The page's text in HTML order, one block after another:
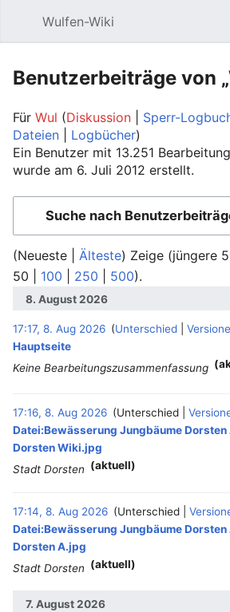
Wulfen-Wiki
Benutzerbeiträge von
Für Wul Diskussion Sperr-
Dateien
Logbücher
Ein Benutzer mit 13.251
wurde am 6. Juli 2012 erstellt.
Suche nach
(Neueste Älteste) Zeige (jüngere
50
100 250 500).
8. August 2026
17:17, 8. Aug 2026 Unterschied
Hauptseite
Keine Bearbeitungszusammenfassung
17:16, 8. Aug 2026 Unterschied
Datei:Bewässerung Jungbäume
Dorsten Wiki.jpg
Stadt Dorsten (aktuell)
17:14, 8. Aug 2026 Unterschied
Datei:Bewässerung Jungbäume
Dorsten A.jpg
Stadt Dorsten (aktuell)
7. August 2026